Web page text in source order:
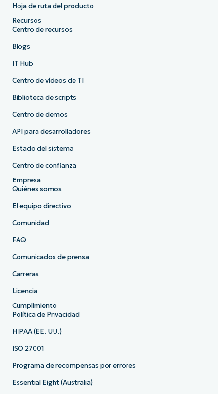
Hoja de ruta del producto
Recursos
Centro de recursos
Blogs
IT Hub
Centro de vídeos de TI
Biblioteca de scripts
Centro de demos
API para desarrolladores
Estado del sistema
Centro de confianza
Empresa
Quiénes somos
El equipo directivo
Comunidad
FAQ
Comunicados de prensa
Carreras
Licencia
Cumplimiento
Política de Privacidad
HIPAA (EE. UU.)
ISO 27001
Programa de recompensas por errores
Essential Eight (Australia)